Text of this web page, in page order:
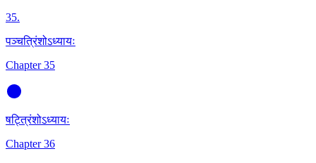
35.
पञ्चत्रिंशोऽध्यायः
Chapter 35
षट्त्रिंशोऽध्यायः
Chapter 36